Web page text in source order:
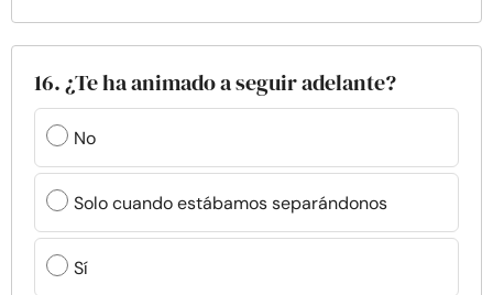
16. ¿Te ha animado a seguir adelante?
No
Solo cuando estábamos separándonos
Sí